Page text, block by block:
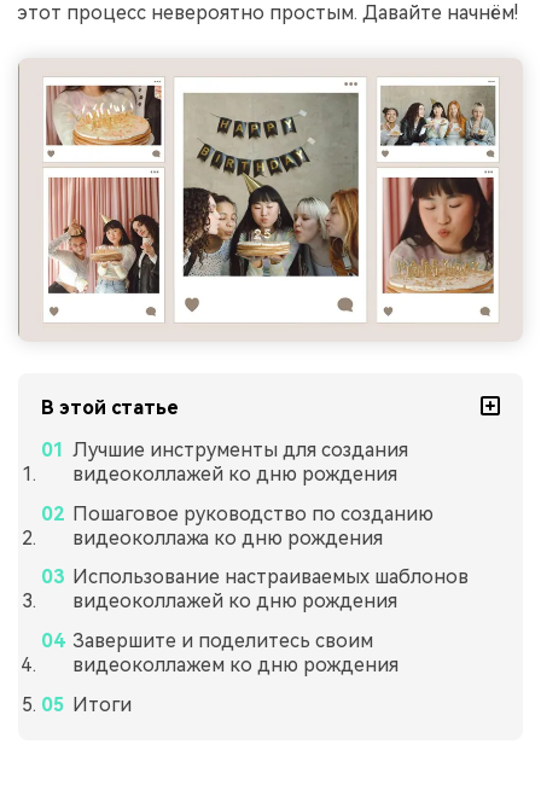
этот процесс невероятно простым. Давайте начнём!
В этой статье
Лучшие инструменты для создания
видеоколлажей ко дню рождения
Пошаговое руководство по созданию
видеоколлажа ко дню рождения
Использование настраиваемых шаблонов
видеоколлажей ко дню рождения
Завершите и поделитесь своим
видеоколлажем ко дню рождения
Итоги